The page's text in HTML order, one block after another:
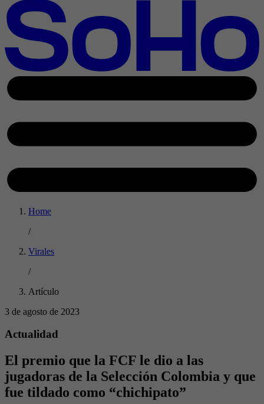
Home
/
Virales
/
Artículo
3 de agosto de 2023
Actualidad
El premio que la FCF le dio a las
jugadoras de la Selección Colombia y que
fue tildado como “chichipato”